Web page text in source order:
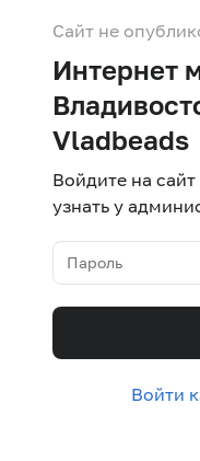
Сайт не
Интернет
Vladbeads
Войдите на
узнать у
Войти